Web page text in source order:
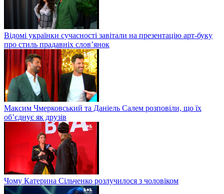
Відомі українки сучасності завітали на презентацію арт-буку
про стиль прадавніх слов’янок
Максим Чмерковський та Даніель Салем розповіли, що їх
об’єднує як друзів
Чому Катерина Сільченко розлучилося з чоловіком